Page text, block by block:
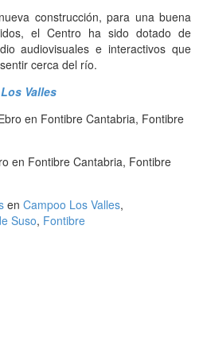
construcción, para una buena
el Centro ha sido dotado de
audiovisuales e interactivos que
cerca del río.
Valles
en Fontibre Cantabria, Fontibre
en Campoo Los Valles,
Suso, Fontibre